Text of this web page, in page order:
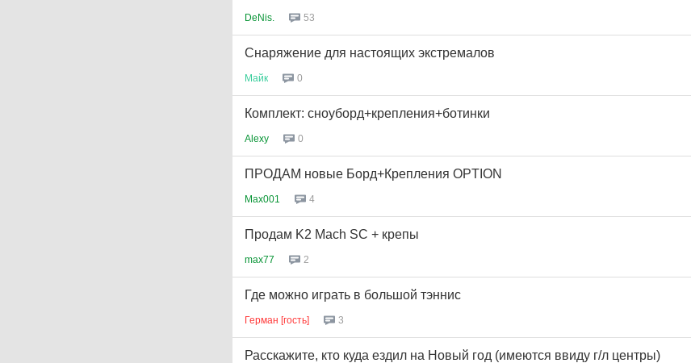
DeNis. 53
Снаряжение для настоящих экстремалов
Майк 0
Комплект: сноуборд+крепления+ботинки
Alexy 0
ПРОДАМ новые Борд+Крепления OPTION
Max001 4
Продам K2 Mach SC + крепы
max77 2
Где можно играть в большой тэннис
Герман [гость] 3
Расскажите, кто куда ездил на Новый год (имеются ввиду г/л центры)